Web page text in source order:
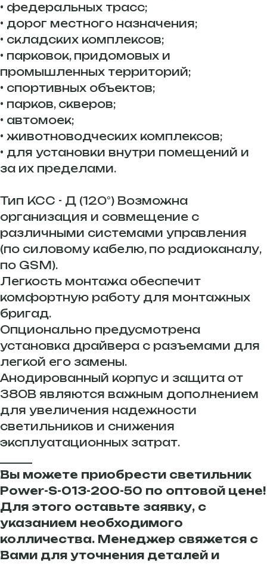
• федеральных трасс;
• дорог местного назначения;
• складских комплексов;
• парковок, придомовых и
промышленных территорий;
• спортивных объектов;
• парков, скверов;
• автомоек;
• животноводческих комплексов;
• для установки внутри помещений и
за их пределами.
Тип КСС - Д (120°) Возможна
организация и совмещение с
различными системами управления
(по силовому кабелю, по радиоканалу,
по GSM).
Легкость монтажа обеспечит
комфортную работу для монтажных
бригад.
Опционально предусмотрена
установка драйвера с разъемами для
легкой его замены.
Анодированный корпус и защита от
380В являются важным дополнением
для увеличения надежности
светильников и снижения
эксплуатационных затрат.
Вы можете приобрести светильник
Power-S-013-200-50 по оптовой цене!
Для этого оставьте заявку, с
указанием необходимого
колличества. Менеджер свяжется с
Вами для уточнения деталей и